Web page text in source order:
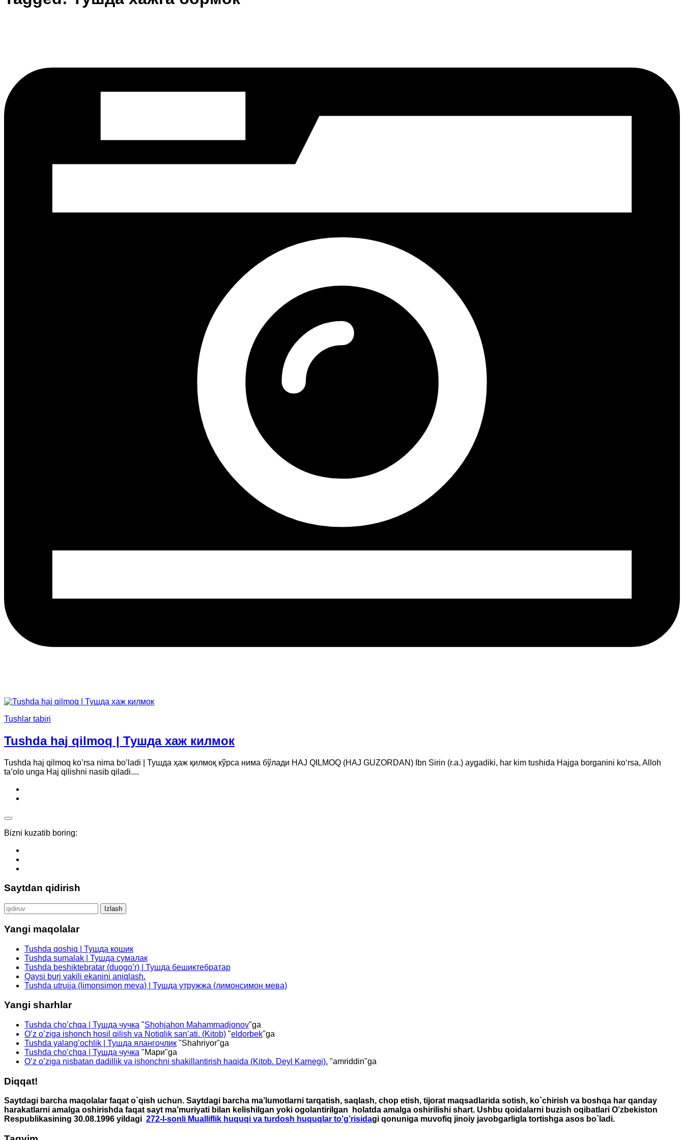
Tushlar tabiri
Tushda haj qilmoq | Тушда хаж килмок
Tushda haj qilmoq ko’rsa nima bo’ladi | Тушда ҳаж қилмоқ кўрса нима бўлади HAJ QILMOQ (HAJ GUZORDAN) Ibn Sirin (r.a.) aygadiki, har kim tushida Hajga borganini ko‘rsa, Alloh
ta’olo unga Haj qilishni nasib qiladi....
Bizni kuzatib boring:
Saytdan qidirish
Qidirshish:
Yangi maqolalar
Tushda qoshiq | Тушда кошик
Tushda sumalak | Тушда сумалак
Tushda beshiktebratar (duogo’r) | Тушда бешиктебратар
Qaysi burj vakili ekanini aniqlash.
Tushda utrujja (limonsimon meva) | Тушда утружжа (лимонсимон мева)
Yangi sharhlar
Tushda cho’chqa | Тушда чучка "Shohjahon Mahammadjonov"ga
O’z o’ziga ishonch hosil qilish va Notiqlik san’ati. (Kitob) "eldorbek"ga
Tushda yalang’ochlik | Тушда ялангочлик "Shahriyor"ga
Tushda cho’chqa | Тушда чучка "Мари"ga
O’z o’ziga nisbatan dadillik va ishonchni shakillantirish haqida (Kitob. Deyl Karnegi). "amriddin"ga
Diqqat!
Saytdagi barcha maqolalar faqat o`qish uchun. Saytdagi barcha ma’lumotlarni tarqatish, saqlash, chop etish, tijorat maqsadlarida sotish, ko`chirish va boshqa har qanday
harakatlarni amalga oshirishda faqat sayt ma’muriyati bilan kelishilgan yoki ogolantirilgan holatda amalga oshirilishi shart. Ushbu qoidalarni buzish oqibatlari O’zbekiston
Respublikasining 30.08.1996 yildagi 272-I-sonli Mualliflik huquqi va turdosh huquqlar to’g’risidagi qonuniga muvofiq jinoiy javobgarligla tortishga asos bo`ladi.